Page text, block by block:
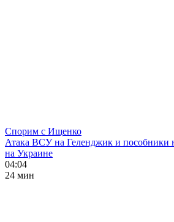
Спорим с Ищенко
Атака ВСУ на Геленджик и пособники
на Украине
04:04
24 мин